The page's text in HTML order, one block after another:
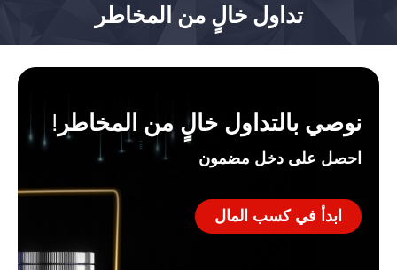
تداول خالٍ من المخاطر
نوصي بالتداول خالٍ من المخاطر!
احصل على دخل مضمون
ابدأ في كسب المال